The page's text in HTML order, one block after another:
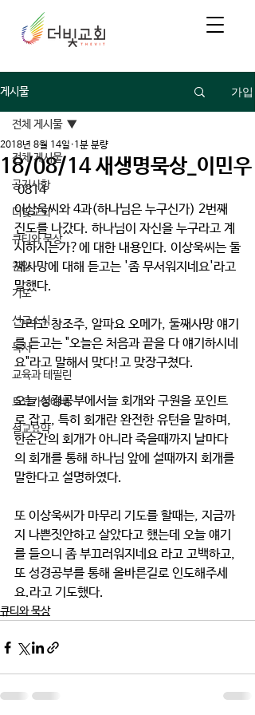
게시물 가입
전체 게시물
공지사항
더빛교회
큐티와 묵상
찬양
기도
선교소식
독서
교육과 테필린
토요가정예배
설교요약
전체 게시물
18/08/14 새생명묵상_이민우
2018년 8월 14일 1분 분량
0814
이상욱씨와 4과(하나님은 누구신가) 2번째
진도를 나갔다. 하나님이 자신을 누구라고 계
시하시는가?에 대한 내용인다. 이상욱씨는 둘
째사망에 대해 듣고는 '좀 무서워지네요'라고
말했다.
그리고 창조주, 알파요 오메가, 둘째사망 얘기
를 듣고는 "오늘은 처음과 끝을 다 얘기하시네
요"라고 말해서 맞다!고 맞장구쳤다.
오늘 성경공부에서늘 회개와 구원을 포인트
로 잡고, 특히 회개란 완전한 유턴을 말하며,
한순간의 회개가 아니라 죽을때까지 날마다
의 회개를 통해 하나님 앞에 설때까지 회개를
말한다고 설명하였다.
또 이상욱씨가 마무리 기도를 할때는, 지금까
지 나쁜짓안하고 살았다고 했는데 오늘 얘기
를 들으니 좀 부끄러워지네요 라고 고백하고,
또 성경공부를 통해 올바른길로 인도해주세
요.라고 기도했다.
큐티와 묵상